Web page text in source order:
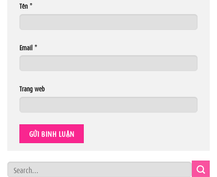
Tên *
Email *
Trang web